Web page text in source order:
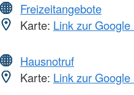
Freizeitangebote
Karte: Link zur
Hausnotruf
Karte: Link zur